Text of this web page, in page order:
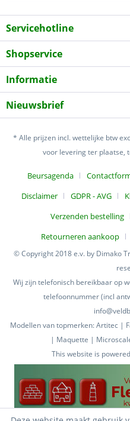
Servicehotline
Shopservice
Informatie
Nieuwsbrief
* Alle prijzen incl. wettelijke btw
voor levering ter plaatse,
Beursagenda
Disclaimer
GDPR - AVG
Verzenden bestelling
Retourneren aankoop
© Copyright 2018 e.v. by Dimako
Wij zijn telefonisch bereikbaar op
telefoonnummer (incl
Modellen van topmerken: Artitec |
| Maquette |
This website is